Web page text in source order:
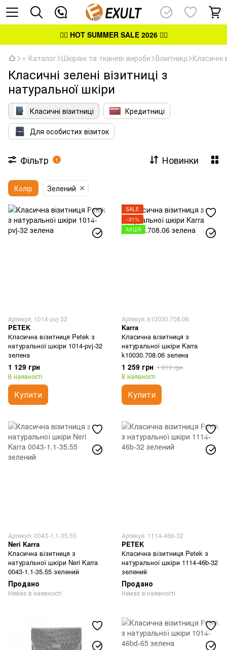
👉🏻 HOT SUMMER SALE 2026👈🏻
⭐ Каталог Шкіряні та тканеві вироби Візитниці Класичні
Класичні зелені візитниці з
натуральної шкіри
Класичні візитниці
Кредитниці
Для особистих візиток
Фільтр 1 Новинки
Колір Зелений
Артикул: 1014-pvj-32
PETEK
Класична візитниця Petek з
натуральної шкіри 1014-pvj-32
зелена
1 129 грн
В наявності
Купити
SALE
−31%
АКЦІЯ
Артикул: k10030.708.06
Karra
Класична візитниця з
натуральної шкіри Karra
k10030.708.06 зелена
1 259 грн 1 819 грн
В наявності
Купити
Артикул: 0043-1.1-35.55
Neri Karra
Класична візитниця з
натуральної шкіри Neri Karra
0043-1.1-35.55 зелений
Продано
Немає в наявності
Артикул: 1114-46b-32
PETEK
Класична візитниця Petek з
натуральної шкіри 1114-46b-32
зелений
Продано
Немає в наявності